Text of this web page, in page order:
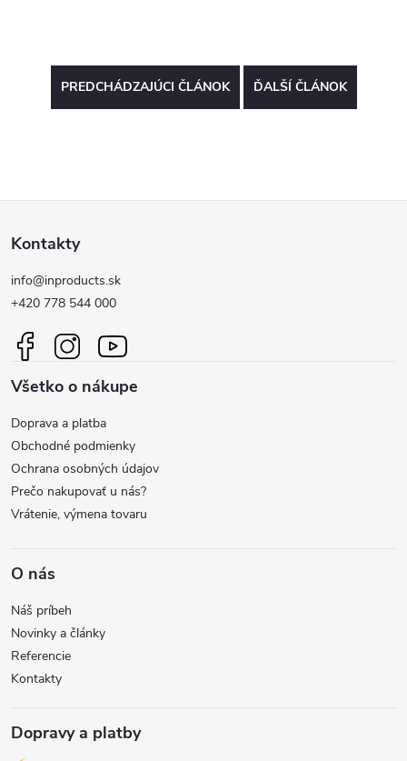
PREDCHÁDZAJÚCI ČLÁNOK ĎALŠÍ ČLÁNOK
á
p
ä
e
Kontakty
info@inproducts.sk
+420 778 544 000
Všetko o nákupe
Doprava a platba
Obchodné podmienky
Ochrana osobných údajov
Prečo nakupovať u nás?
Vrátenie, výmena tovaru
O nás
Náš príbeh
Novinky a články
Referencie
Kontakty
Dopravy a platby